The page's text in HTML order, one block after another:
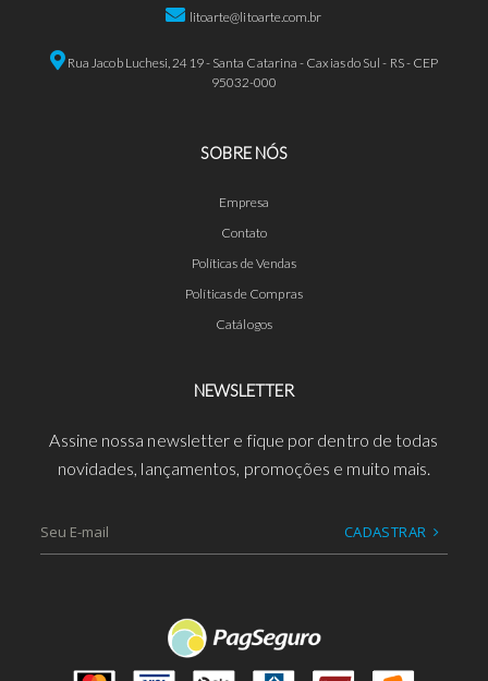
litoarte@litoarte.com.br
Rua Jacob Luchesi, 2419 - Santa Catarina - Caxias do Sul - RS - CEP
95032-000
SOBRE NÓS
Empresa
Contato
Políticas de Vendas
Políticas de Compras
Catálogos
NEWSLETTER
Assine nossa newsletter e fique por dentro de todas
novidades, lançamentos, promoções e muito mais.
CADASTRAR